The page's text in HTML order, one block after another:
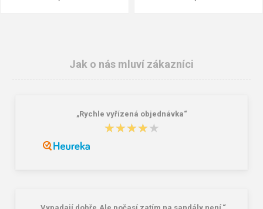
Jak o nás mluví zákazníci
„Rychle vyřízená objednávka“
★★★★★
★★★★★